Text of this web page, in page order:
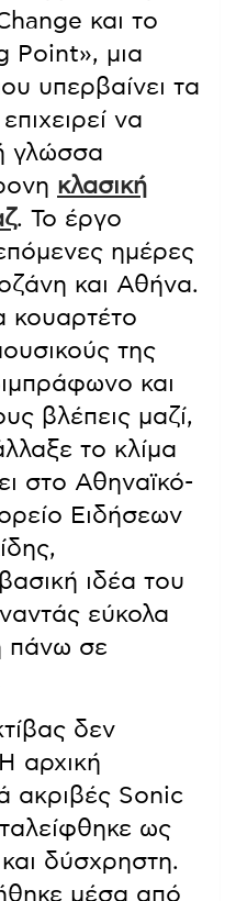
και το
Point», μια
υπερβαίνει τα
να
γλώσσα
κλασική
. Το έργο
ημέρες
και Αθήνα.
κουαρτέτο
της
και
βλέπεις μαζί,
το κλίμα
στο Αθηναϊκό-
Ειδήσεων
ιδέα του
εύκολα
πάνω σε
δεν
αρχική
ακριβές Sonic
ως
δύσχρηστη.
μέσα από